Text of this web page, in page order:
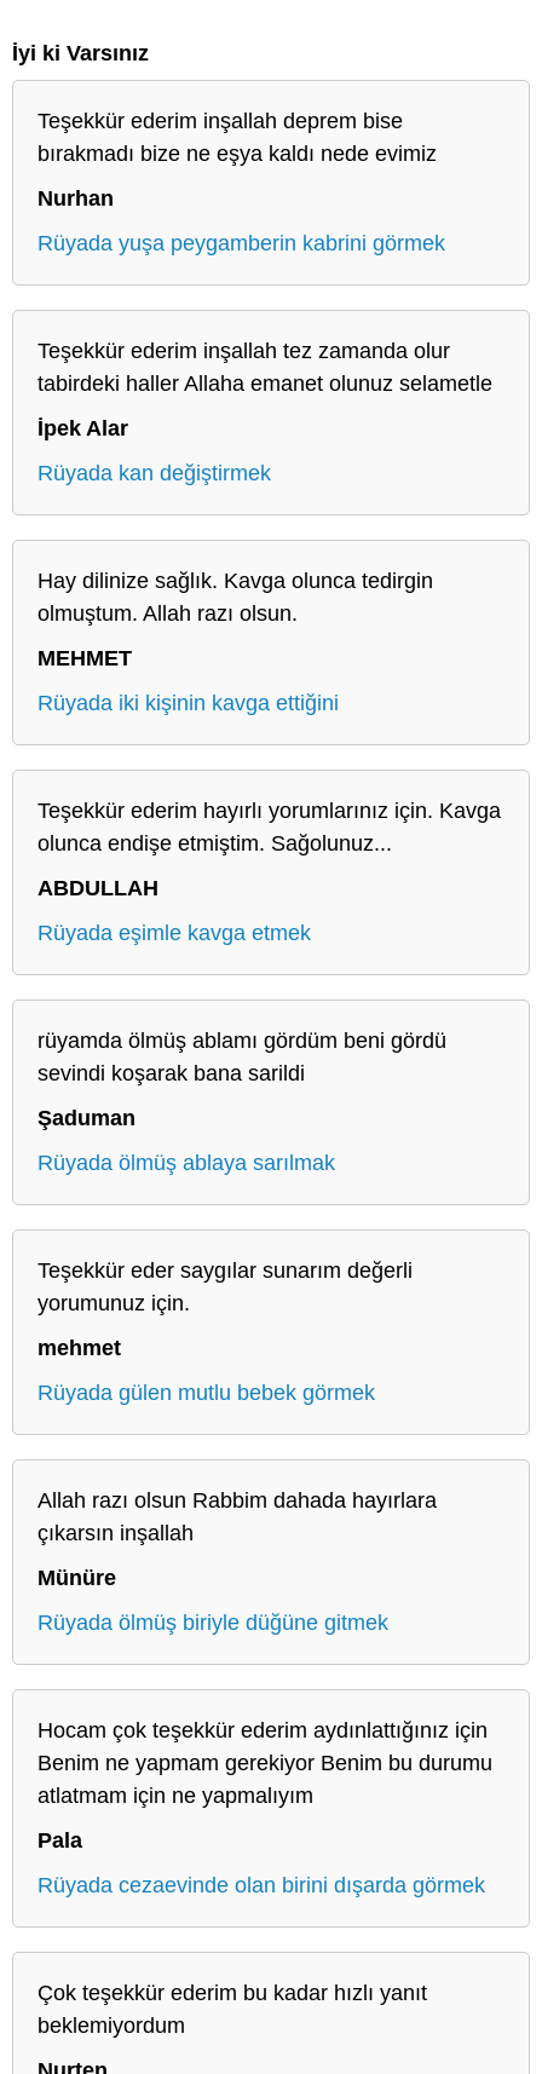
İyi ki Varsınız
Teşekkür ederim inşallah deprem bise
bırakmadı bize ne eşya kaldı nede evimiz
Nurhan
Rüyada yuşa peygamberin kabrini görmek
Teşekkür ederim inşallah tez zamanda olur
tabirdeki haller Allaha emanet olunuz selametle
İpek Alar
Rüyada kan değiştirmek
Hay dilinize sağlık. Kavga olunca tedirgin
olmuştum. Allah razı olsun.
MEHMET
Rüyada iki kişinin kavga ettiğini
Teşekkür ederim hayırlı yorumlarınız için. Kavga
olunca endişe etmiştim. Sağolunuz...
ABDULLAH
Rüyada eşimle kavga etmek
rüyamda ölmüş ablamı gördüm beni gördü
sevindi koşarak bana sarildi
Şaduman
Rüyada ölmüş ablaya sarılmak
Teşekkür eder saygılar sunarım değerli
yorumunuz için.
mehmet
Rüyada gülen mutlu bebek görmek
Allah razı olsun Rabbim dahada hayırlara
çıkarsın inşallah
Münüre
Rüyada ölmüş biriyle düğüne gitmek
Hocam çok teşekkür ederim aydınlattığınız için
Benim ne yapmam gerekiyor Benim bu durumu
atlatmam için ne yapmalıyım
Pala
Rüyada cezaevinde olan birini dışarda görmek
Çok teşekkür ederim bu kadar hızlı yanıt
beklemiyordum